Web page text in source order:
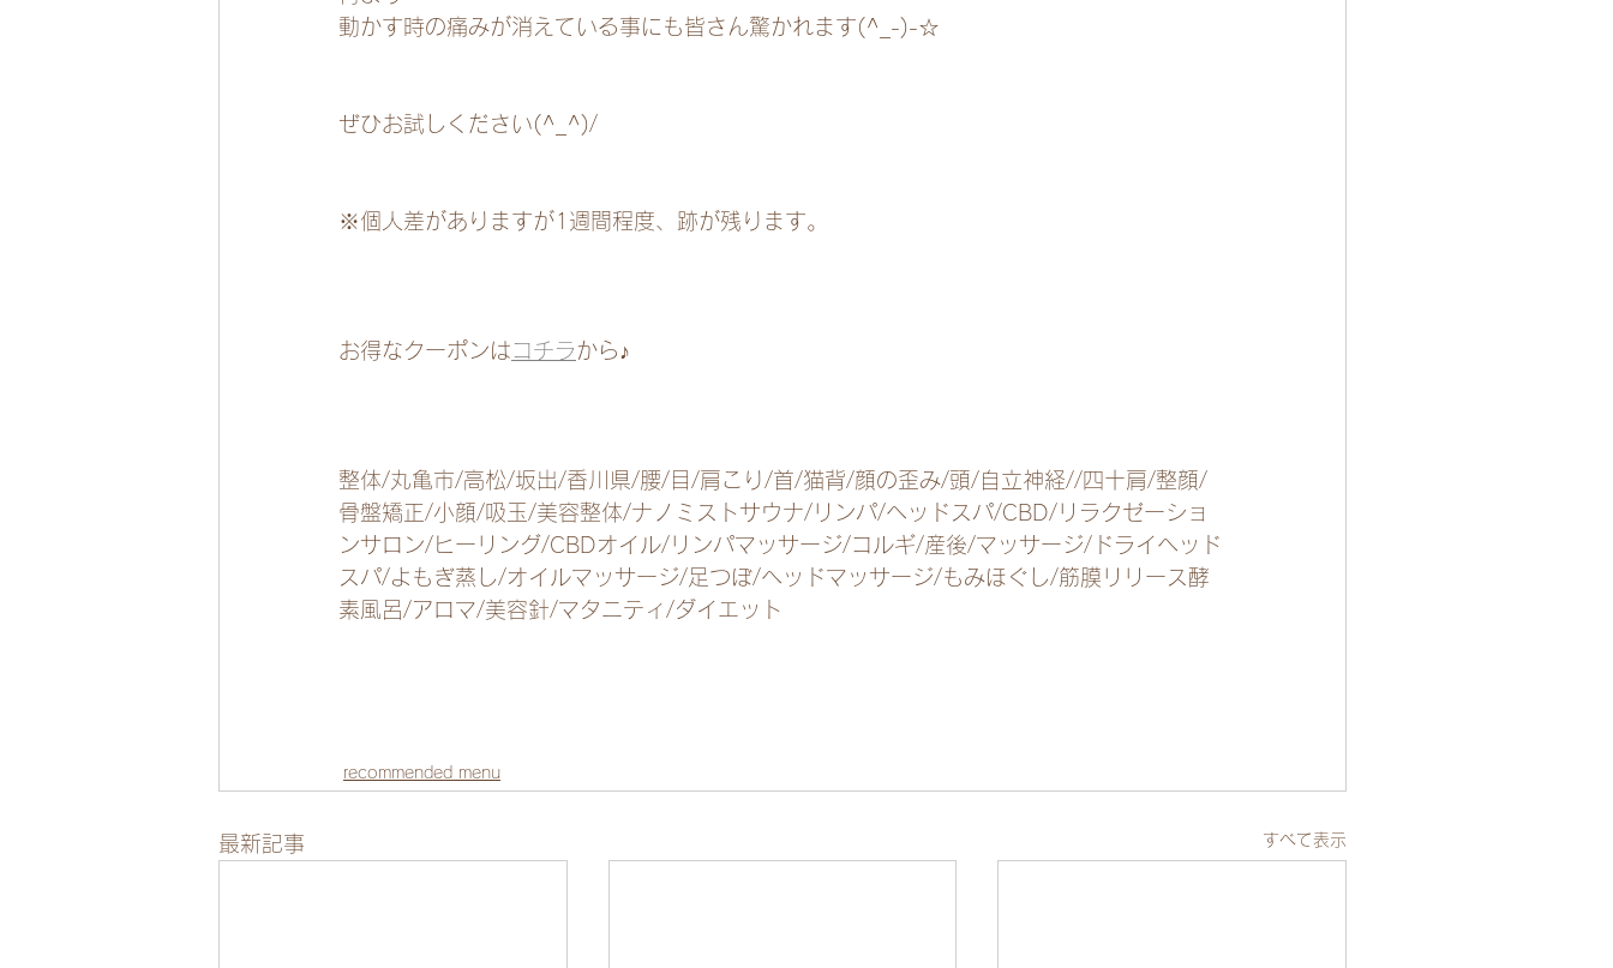
動かす時の痛みが消えている事にも皆さん驚かれます(^_-)-☆
ぜひお試しください(^_^)/
※個人差がありますが1週間程度、跡が残ります。
お得なクーポンはコチラ から♪
整体/丸亀市/高松/坂出/香川県/腰/目/肩こり/首/猫背/顔の歪み/頭/自立神経//四十肩/整顔/
骨盤矯正/小顔/吸玉/美容整体/ナノミストサウナ/リンパ/ヘッドスパ/CBD/リラクゼーショ
ンサロン/ヒーリング/CBDオイル/リンパマッサージ/コルギ/産後/マッサージ/ドライヘッド
スパ/よもぎ蒸し/オイルマッサージ/足つぼ/ヘッドマッサージ/もみほぐし/筋膜リリース酵
素風呂/アロマ/美容針/マタニティ/ダイエット
recommended menu
最新記事 すべて表示